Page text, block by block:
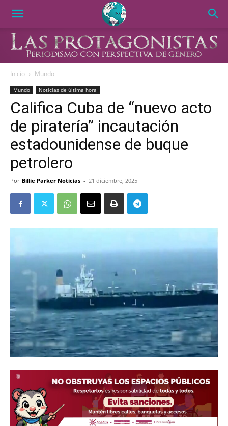
Inicio Mundo
Mundo Noticias de última hora
Califica Cuba de “nuevo acto
de piratería” incautación
estadounidense de buque
petrolero
Por Billie Parker Noticias - 21 diciembre, 2025